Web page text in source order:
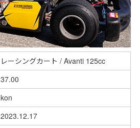
レーシングカート / Avanti 125cc
37.00
kon
2023.12.17